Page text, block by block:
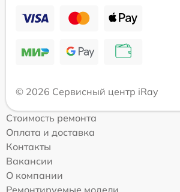
© 2026 Сервисный центр iRay
Стоимость ремонта
Оплата и доставка
Контакты
Вакансии
О компании
Ремонтируемые модели